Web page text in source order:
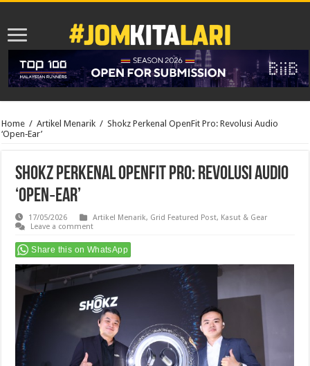
Home / Artikel Menarik / Shokz Perkenal OpenFit Pro: Revolusi Audio
‘Open‑Ear’
Shokz Perkenal OpenFit Pro: Revolusi Audio
‘Open‑Ear’
17/05/2026 Artikel Menarik, Grid Featured Post, Kasut & Gear
Leave a comment
Share this on WhatsApp